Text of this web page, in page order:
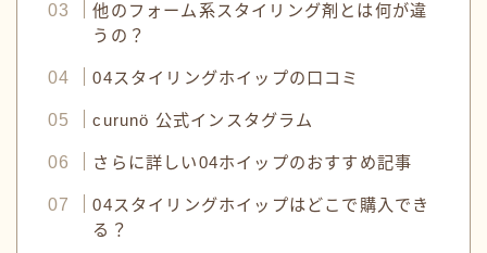
他のフォーム系スタイリング剤とは何が違
うの？
04スタイリングホイップの口コミ
curunö 公式インスタグラム
さらに詳しい04ホイップのおすすめ記事
04スタイリングホイップはどこで購入でき
る？